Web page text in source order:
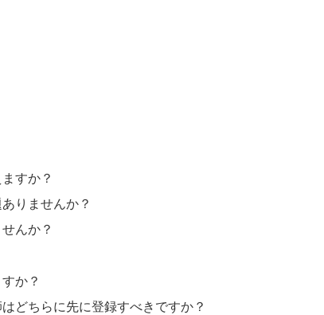
すか？
りませんか？
んか？
か？
どちらに先に登録すべきですか？